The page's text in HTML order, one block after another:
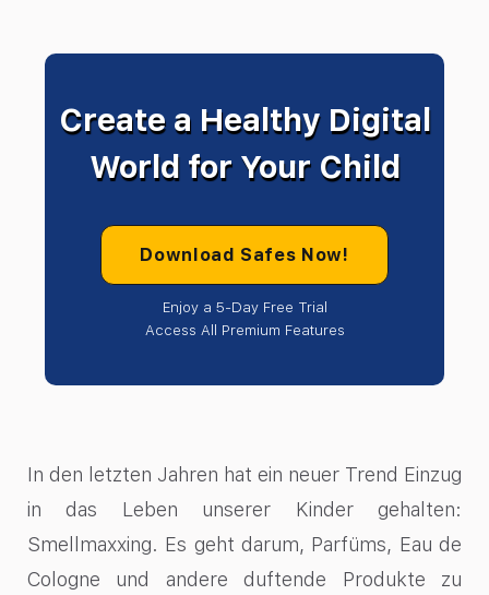
Create a Healthy Digital
World for Your Child
Download Safes Now!
Enjoy a 5-Day Free Trial
Access All Premium Features
In den letzten Jahren hat ein neuer Trend Einzug
in das Leben unserer Kinder gehalten:
Smellmaxxing. Es geht darum, Parfüms, Eau de
Cologne und andere duftende Produkte zu